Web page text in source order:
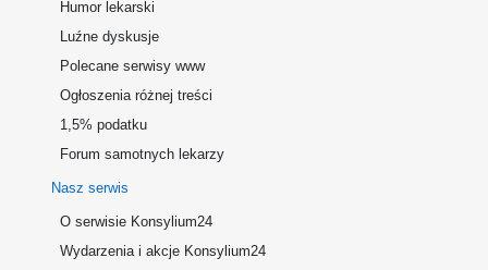
Humor lekarski
Luźne dyskusje
Polecane serwisy www
Ogłoszenia różnej treści
1,5% podatku
Forum samotnych lekarzy
Nasz serwis
O serwisie Konsylium24
Wydarzenia i akcje Konsylium24